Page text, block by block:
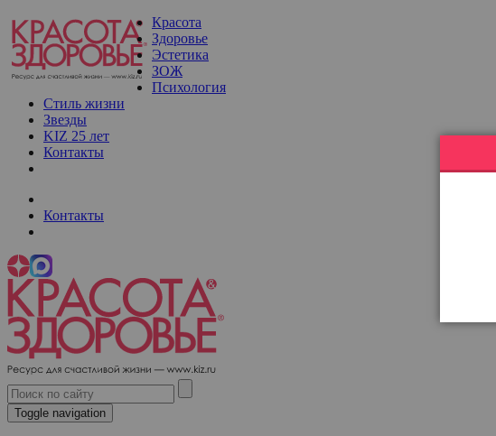
Красота
Здоровье
Эстетика
ЗОЖ
Психология
Стиль жизни
Звезды
KIZ 25 лет
Контакты
Контакты
Toggle navigation